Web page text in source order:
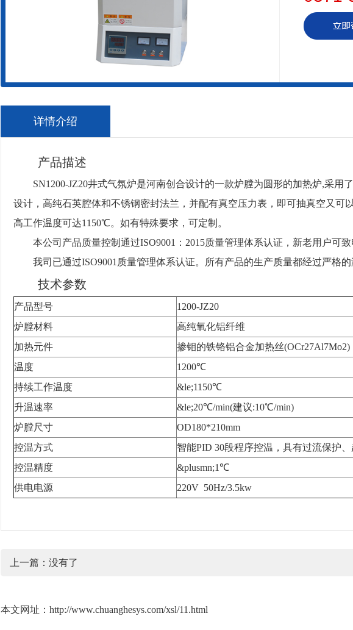
详情介绍
产品描述
SN1200-JZ20井式气氛炉是河南创合设计的一款炉膛为圆形的加热炉,采用
设计，高纯石英腔体和不锈钢密封法兰，并配有真空压力表，即可抽真空又可
高工作温度可达1150℃。如有特殊要求，可定制。
本公司产品质量控制通过ISO9001：2015质量管理体系认证，新老用户可致
我司已通过ISO9001质量管理体系认证。所有产品的生产质量都经过严格的
技术参数
产品型号
1200-JZ20
炉膛材料
高纯氧化铝纤维
加热元件
掺钼的铁铬铝合金加热丝(OCr27Al7Mo2)
温度
1200℃
持续工作温度
&le;1150℃
升温速率
&le;20℃/min(建议:10℃/min)
炉膛尺寸
OD180*210mm
控温方式
智能PID 30段程序控温，具有过流保护
控温精度
&plusmn;1℃
供电电源
220V 50Hz/3.5kw
上一篇：没有了
本文网址： http://www.chuanghesys.com/xsl/11.html